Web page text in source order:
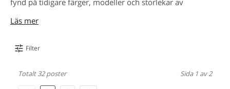
fynd på tidigare färger, modeller och storlekar av
gratis frakt över 2 000 SEK, ​​14 dagars returpolicy och
Läs mer
Filter
Totalt 32 poster Sida 1 av 2